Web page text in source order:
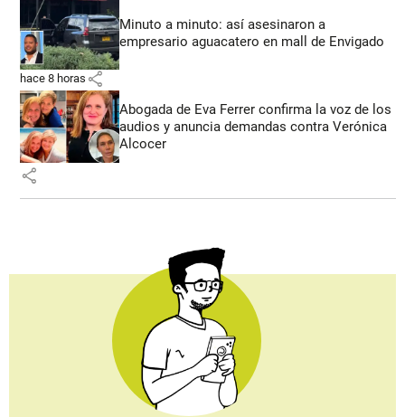
Minuto a minuto: así asesinaron a
empresario aguacatero en mall de Envigado
hace 8 horas share
Abogada de Eva Ferrer confirma la voz de los
audios y anuncia demandas contra Verónica
Alcocer
share